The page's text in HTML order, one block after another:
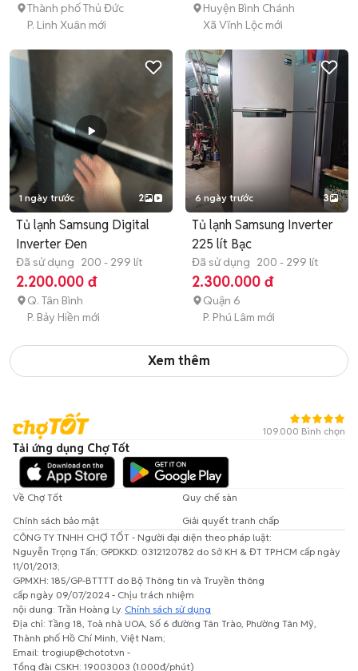
Thành phố Thủ Đức
P. Linh Xuân mới
Huyện Bình Chánh
Xã Vĩnh Lộc mới
1 ngày trước 2
Tủ lạnh Samsung Digital
Inverter Đen
Đã sử dụng 200 - 299 lít
2.200.000 đ
Q. Tân Bình
P. Bảy Hiền mới
6 ngày trước 3
Tủ lạnh Samsung Inverter
225 lít Bạc
Đã sử dụng 200 - 299 lít
2.300.000 đ
Quận 6
P. Phú Lâm mới
Xem thêm
109.000 Bình chọn
Tải ứng dụng Chợ Tốt
Về Chợ Tốt
Quy chế sàn
Chính sách bảo mật
Giải quyết tranh chấp
CÔNG TY TNHH CHỢ TỐT - Người đại diện theo pháp luật:
Nguyễn Trọng Tấn; GPDKKD: 0312120782 do Sở KH & ĐT TP.HCM cấp ngày
11/01/2013;
GPMXH: 185/GP-BTTTT do Bộ Thông tin và Truyền thông
cấp ngày 09/07/2024 - Chịu trách nhiệm
nội dung: Trần Hoàng Ly. Chính sách sử dụng
Địa chỉ: Tầng 18, Toà nhà UOA, Số 6 đường Tân Trào, Phường Tân Mỹ,
Thành phố Hồ Chí Minh, Việt Nam;
Email: trogiup@chotot.vn -
Tổng đài CSKH: 19003003 (1.000đ/phút)